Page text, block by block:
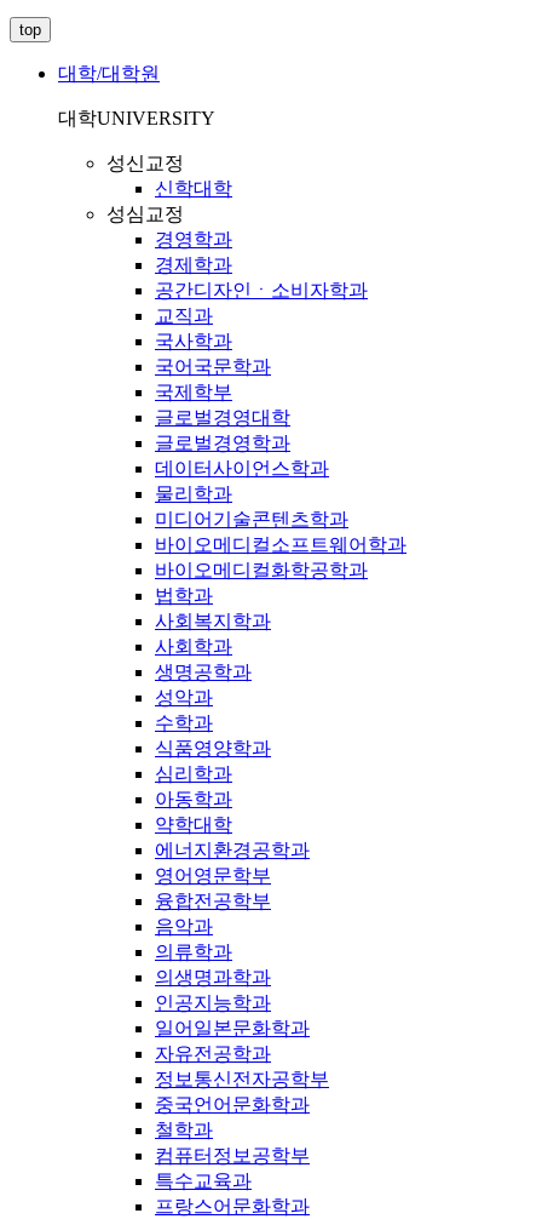
top
대학/대학원
대학UNIVERSITY
성신교정
신학대학
성심교정
경영학과
경제학과
공간디자인ㆍ소비자학과
교직과
국사학과
국어국문학과
국제학부
글로벌경영대학
글로벌경영학과
데이터사이언스학과
물리학과
미디어기술콘텐츠학과
바이오메디컬소프트웨어학과
바이오메디컬화학공학과
법학과
사회복지학과
사회학과
생명공학과
성악과
수학과
식품영양학과
심리학과
아동학과
약학대학
에너지환경공학과
영어영문학부
융합전공학부
음악과
의류학과
의생명과학과
인공지능학과
일어일본문화학과
자유전공학과
정보통신전자공학부
중국언어문화학과
철학과
컴퓨터정보공학부
특수교육과
프랑스어문화학과